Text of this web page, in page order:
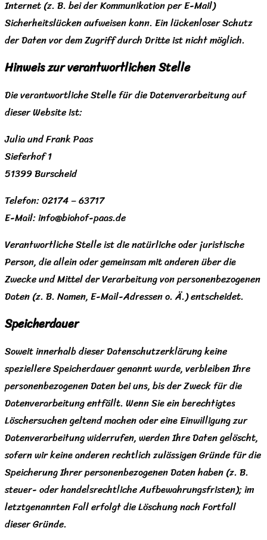
Internet (z. B. bei der Kommunikation per E-Mail)
Sicherheitslücken aufweisen kann. Ein lückenloser Schutz
der Daten vor dem Zugriff durch Dritte ist nicht möglich.
Hinweis zur verantwortlichen Stelle
Die verantwortliche Stelle für die Datenverarbeitung auf
dieser Website ist:
Julia und Frank Paas
Sieferhof 1
51399 Burscheid
Telefon: 02174 – 63717
E-Mail: info@biohof-paas.de
Verantwortliche Stelle ist die natürliche oder juristische
Person, die allein oder gemeinsam mit anderen über die
Zwecke und Mittel der Verarbeitung von personenbezogenen
Daten (z. B. Namen, E-Mail-Adressen o. Ä.) entscheidet.
Speicherdauer
Soweit innerhalb dieser Datenschutzerklärung keine
speziellere Speicherdauer genannt wurde, verbleiben Ihre
personenbezogenen Daten bei uns, bis der Zweck für die
Datenverarbeitung entfällt. Wenn Sie ein berechtigtes
Löschersuchen geltend machen oder eine Einwilligung zur
Datenverarbeitung widerrufen, werden Ihre Daten gelöscht,
sofern wir keine anderen rechtlich zulässigen Gründe für die
Speicherung Ihrer personenbezogenen Daten haben (z. B.
steuer- oder handelsrechtliche Aufbewahrungsfristen); im
letztgenannten Fall erfolgt die Löschung nach Fortfall
dieser Gründe.